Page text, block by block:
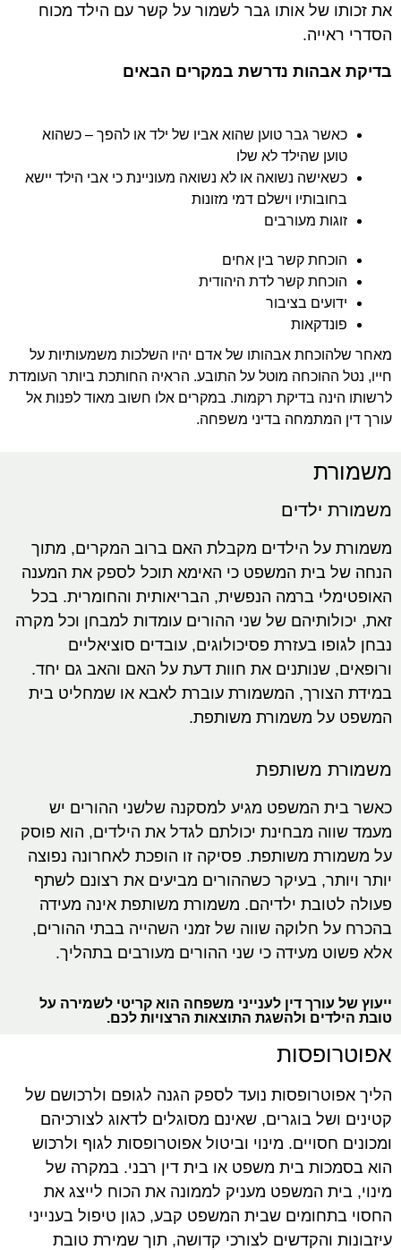
את זכותו של אותו גבר לשמור על קשר עם הילד מכוח
הסדרי ראייה.
בדיקת אבהות נדרשת במקרים הבאים
כאשר גבר טוען שהוא אביו של ילד או להפך – כשהוא
טוען שהילד לא שלו
כשאישה נשואה או לא נשואה מעוניינת כי אבי הילד יישא
בחובותיו וישלם דמי מזונות
זוגות מעורבים
הוכחת קשר בין אחים
הוכחת קשר לדת היהודית
ידועים בציבור
פונדקאות
מאחר שלהוכחת אבהותו של אדם יהיו השלכות משמעותיות על
חייו, נטל ההוכחה מוטל על התובע. הראיה החותכת ביותר העומדת
לרשותו הינה בדיקת רקמות. במקרים אלו חשוב מאוד לפנות אל
עורך דין המתמחה בדיני משפחה.
משמורת
משמורת ילדים
משמורת על הילדים מקבלת האם ברוב המקרים, מתוך
הנחה של בית המשפט כי האימא תוכל לספק את המענה
האופטימלי ברמה הנפשית, הבריאותית והחומרית. בכל
זאת, יכולותיהם של שני ההורים עומדות למבחן וכל מקרה
נבחן לגופו בעזרת פסיכולוגים, עובדים סוציאליים
ורופאים, שנותנים את חוות דעת על האם והאב גם יחד.
במידת הצורך, המשמורת עוברת לאבא או שמחליט בית
המשפט על משמורת משותפת.
משמורת משותפת
כאשר בית המשפט מגיע למסקנה שלשני ההורים יש
מעמד שווה מבחינת יכולתם לגדל את הילדים, הוא פוסק
על משמורת משותפת. פסיקה זו הופכת לאחרונה נפוצה
יותר ויותר, בעיקר כשההורים מביעים את רצונם לשתף
פעולה לטובת ילדיהם. משמורת משותפת אינה מעידה
בהכרח על חלוקה שווה של זמני השהייה בבתי ההורים,
אלא פשוט מעידה כי שני ההורים מעורבים בתהליך.
ייעוץ של עורך דין לענייני משפחה הוא קריטי לשמירה על
טובת הילדים ולהשגת התוצאות הרצויות לכם.
אפוטרופסות
הליך אפוטרופסות נועד לספק הגנה לגופם ולרכושם של
קטינים ושל בוגרים, שאינם מסוגלים לדאוג לצורכיהם
ומכונים חסויים. מינוי וביטול אפוטרופסות לגוף ולרכוש
הוא בסמכות בית משפט או בית דין רבני. במקרה של
מינוי, בית המשפט מעניק לממונה את הכוח לייצג את
החסוי בתחומים שבית המשפט קבע, כגון טיפול בענייני
עיזבונות והקדשים לצורכי קדושה, תוך שמירת טובת